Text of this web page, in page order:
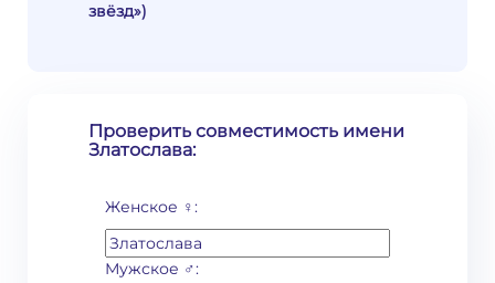
звёзд»)
Проверить совместимость имени
Златослава:
Женское ♀:
Мужское ♂: